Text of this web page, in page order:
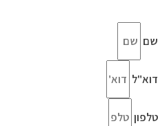
שם
דוא"ל
טלפון